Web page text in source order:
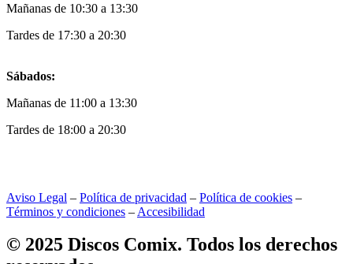
Mañanas de 10:30 a 13:30
Tardes de 17:30 a 20:30
Sábados:
Mañanas de 11:00 a 13:30
Tardes de 18:00 a 20:30
Aviso Legal – Política de privacidad – Política de cookies –
Términos y condiciones – Accesibilidad
© 2025 Discos Comix. Todos los derechos